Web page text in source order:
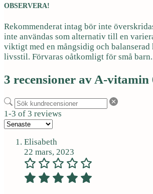
OBSERVERA!
Rekommenderat intag bör inte
inte användas som alternativ till en
viktigt med en mångsidig och balanserad
livsstil. Förvaras oåtkomligt för små barn.
3 recensioner av A-vitamin
1-3 of 3 reviews
Elisabeth
22 mars, 2023